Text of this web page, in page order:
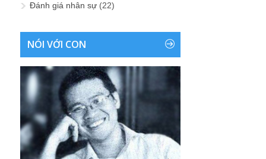
Đánh giá nhân sự (22)
NÓI VỚI CON